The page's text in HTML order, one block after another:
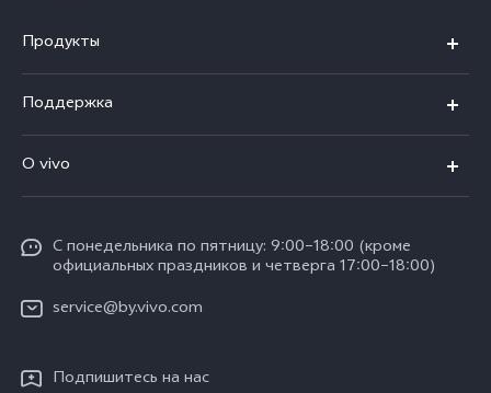
Продукты
V30 5G
V30 Lite
Y17s
Y18
Поддержка
Сервисный центр
Funtouch OS
IMEI аутентификация
Обновление системы
Инструкции по гарантии vivo
O vivo
Карьера в vivo
Юридическая информация
Центр конфиденциальности vivo
С понедельника по пятницу: 9:00–18:00 (кроме
официальных праздников и четверга 17:00–18:00)
service@by.vivo.com
Подпишитесь на нас